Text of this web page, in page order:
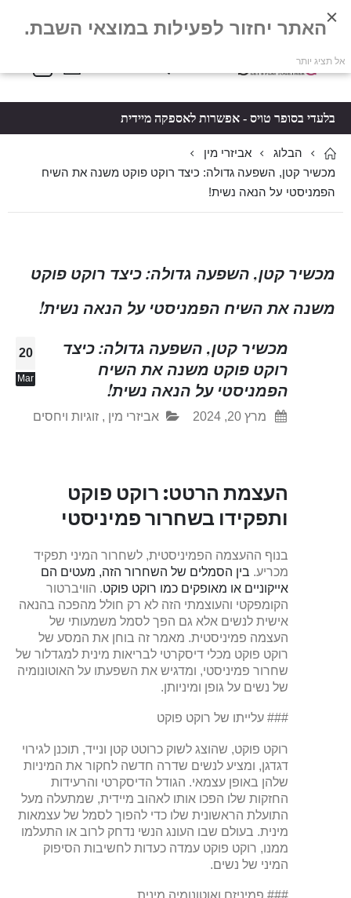
Toggle
סל קניות
בלעדי בסופר טויס - אפשרות לאספקה מיידית
הבלוג
אביזרי מין
מכשיר קטן, השפעה גדולה: כיצד רוקט פוקט משנה את השיח
הפמניסטי על הנאה נשית!
מכשיר קטן, השפעה גדולה: כיצד רוקט פוקט
משנה את השיח הפמניסטי על הנאה נשית!
20
Mar
מכשיר קטן, השפעה גדולה: כיצד
רוקט פוקט משנה את השיח
הפמניסטי על הנאה נשית!
מרץ 20, 2024 אביזרי מין ,זוגיות ויחסים
העצמת הרטט: רוקט פוקט
ותפקידו בשחרור פמיניסטי
בנוף ההעצמה הפמיניסטית, לשחרור המיני תפקיד
מכריע. בין הסמלים של השחרור הזה, מעטים הם
אייקוניים או מאופקים כמו רוקט פוקט. הוויברטור
הקומפקטי והעוצמתי הזה לא רק חולל מהפכה בהנאה
אישית לנשים אלא גם הפך לסמל משמעותי של
העצמה פמיניסטית. מאמר זה בוחן את המסע של
רוקט פוקט מכלי דיסקרטי לבריאות מינית למגדלור של
שחרור פמיניסטי, ומדגיש את השפעתו על האוטונומיה
של נשים על גופן ומיניותן.
### עלייתו של רוקט פוקט
רוקט פוקט, שהוצג לשוק כרוטט קטן ונייד, תוכנן לגירוי
דגדגן, ומציע לנשים שדרה חדשה לחקור את המיניות
שלהן באופן עצמאי. הגודל הדיסקרטי והרעידות
החזקות שלו הפכו אותו לאהוב מיידית, שמתעלה מעל
התועלת הראשונית שלו כדי להפוך לסמל של עצמאות
מינית. בעולם שבו העונג הנשי נדחק לרוב או התעלמו
ממנו, רוקט פוקט עמדה כעדות לחשיבות הסיפוק
המיני של נשים.
האתר יחזור לפעילות במוצאי השבת.
אל תציג יותר